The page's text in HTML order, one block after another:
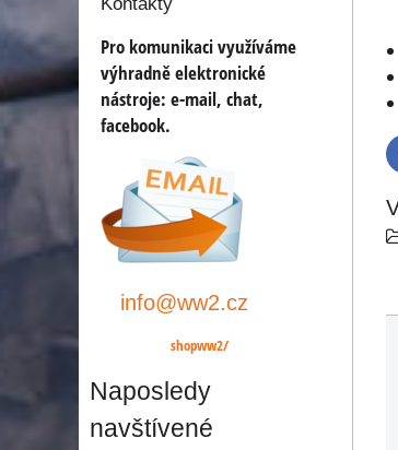
Pro komunikaci využíváme
výhradně elektronické
nástroje: e-mail, chat,
facebook.
info@ww2.cz
shopww2/
Naposledy
navštívené